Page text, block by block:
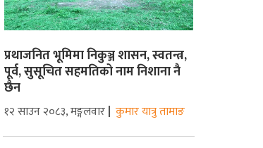
प्रथाजनित भूमिमा निकुञ्ज शासन, स्वतन्त्र,
पूर्व, सुसूचित सहमतिको नाम निशाना नै
छैन
१२ साउन २०८३, मङ्गलवार कुमार यात्रु तामाङ